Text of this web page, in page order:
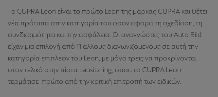
Το CUPRA Leon είναι το πρώτο Leon της μάρκας CUPRA και θέτει
νέα πρότυπα στην κατηγορία του όσον αφορά τη σχεδίαση, τη
συνδεσιμότητα και την ασφάλεια. Οι αναγνώστες του Auto Bild
είχαν μια επιλογή από 11 άλλους διαγωνιζόμενους σε αυτή την
κατηγορία επιπλεόν του Leon, με μόνο τρεις να προκρίνονται
στον τελικό στην πίστα Lausitzring, όπου το CUPRA Leon
τερμάτισε πρώτο από την κριτική επιτροπή των ειδικών.